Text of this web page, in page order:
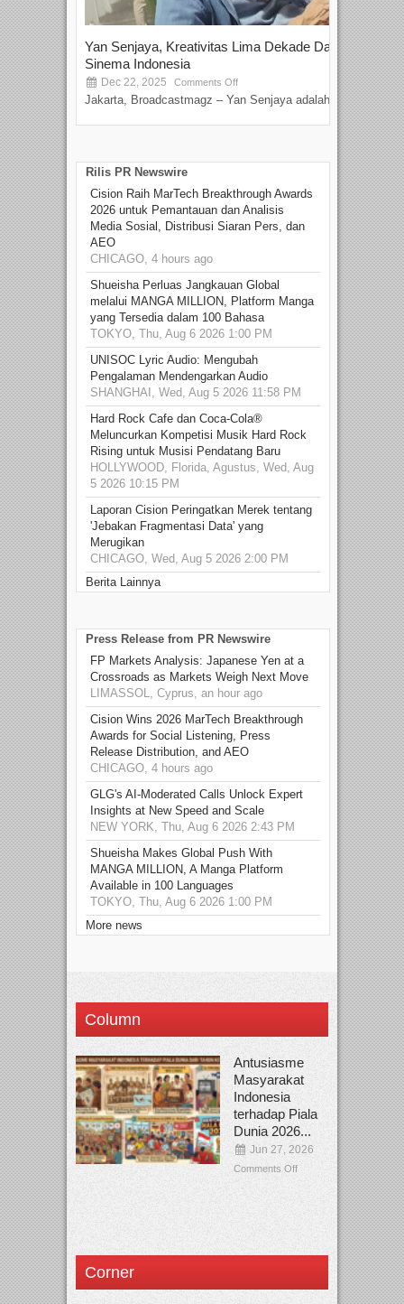
Yan Senjaya, Kreativitas Lima Dekade Dalam
Sinema Indonesia
Dec 22, 2025 Comments Off
Jakarta, Broadcastmagz – Yan Senjaya adalah...
Rilis PR Newswire
Cision Raih MarTech Breakthrough Awards
2026 untuk Pemantauan dan Analisis
Media Sosial, Distribusi Siaran Pers, dan
AEO
CHICAGO, 4 hours ago
Shueisha Perluas Jangkauan Global
melalui MANGA MILLION, Platform Manga
yang Tersedia dalam 100 Bahasa
TOKYO, Thu, Aug 6 2026 1:00 PM
UNISOC Lyric Audio: Mengubah
Pengalaman Mendengarkan Audio
SHANGHAI, Wed, Aug 5 2026 11:58 PM
Hard Rock Cafe dan Coca-Cola®
Meluncurkan Kompetisi Musik Hard Rock
Rising untuk Musisi Pendatang Baru
HOLLYWOOD, Florida, Agustus, Wed, Aug
5 2026 10:15 PM
Laporan Cision Peringatkan Merek tentang
'Jebakan Fragmentasi Data' yang
Merugikan
CHICAGO, Wed, Aug 5 2026 2:00 PM
Berita Lainnya
Press Release from PR Newswire
FP Markets Analysis: Japanese Yen at a
Crossroads as Markets Weigh Next Move
LIMASSOL, Cyprus, an hour ago
Cision Wins 2026 MarTech Breakthrough
Awards for Social Listening, Press
Release Distribution, and AEO
CHICAGO, 4 hours ago
GLG's AI-Moderated Calls Unlock Expert
Insights at New Speed and Scale
NEW YORK, Thu, Aug 6 2026 2:43 PM
Shueisha Makes Global Push With
MANGA MILLION, A Manga Platform
Available in 100 Languages
TOKYO, Thu, Aug 6 2026 1:00 PM
More news
Column
Antusiasme
Masyarakat
Indonesia
terhadap Piala
Dunia 2026...
Jun 27, 2026
Comments Off
Corner